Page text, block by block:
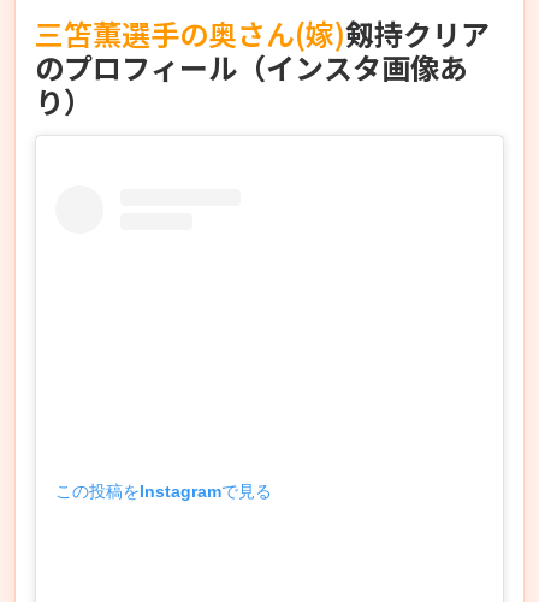
三笘薫選手の奥さん(嫁)剱持クリア
のプロフィール（インスタ画像あ
り）
この投稿をInstagramで見る